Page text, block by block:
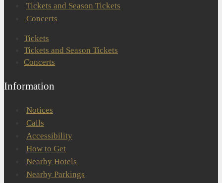
Tickets and Season Tickets
Concerts
Tickets
Tickets and Season Tickets
Concerts
Information
Notices
Calls
Accessibility
How to Get
Nearby Hotels
Nearby Parkings